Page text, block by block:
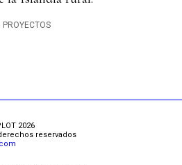
PROYECTOS
2026
reservados